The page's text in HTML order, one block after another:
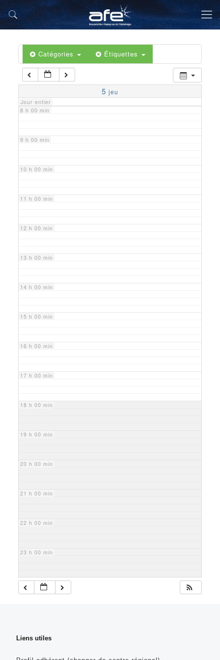
Catégories Étiquettes
5 jeu
Jour entier
5 h 00 min
6 h 00 min
7 h 00 min
8 h 00 min
9 h 00 min
10 h 00 min
11 h 00 min
12 h 00 min
13 h 00 min
14 h 00 min
15 h 00 min
16 h 00 min
17 h 00 min
18 h 00 min
19 h 00 min
20 h 00 min
21 h 00 min
22 h 00 min
23 h 00 min
Liens utiles